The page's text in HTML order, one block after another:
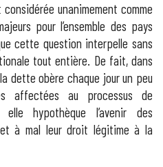
unanimement comme
pour l’ensemble des pays
cette question interpelle sans
tout entière. De fait, dans
dette obère chaque jour un peu
affectées au processus de
hypothèque l’avenir des
à mal leur droit légitime à la